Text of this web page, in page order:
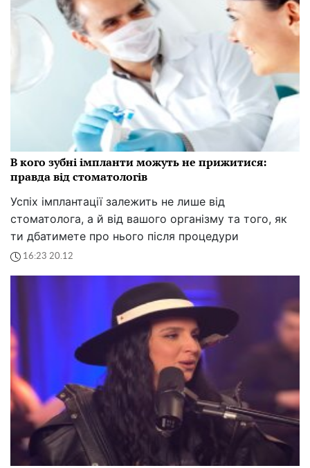
В кого зубні імпланти можуть не прижитися:
правда від стоматологів
Успіх імплантації залежить не лише від
стоматолога, а й від вашого організму та того, як
ти дбатимете про нього після процедури
16:23 20.12